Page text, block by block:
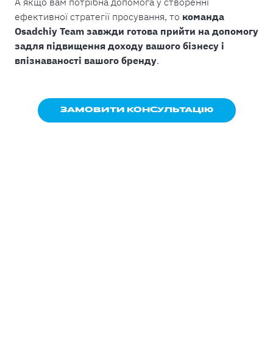
ефективної стратегії просування, то команда
Osadchiy Team завжди готова прийти на допомогу
задля підвищення доходу вашого бізнесу і
впізнаваності вашого бренду.
ЗАМОВИТИ КОНСУЛЬТАЦІЮ